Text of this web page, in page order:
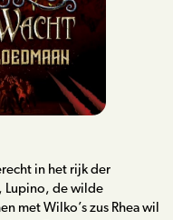
in het rijk der
Lupino, de wilde
met Wilko’s zus Rhea wil